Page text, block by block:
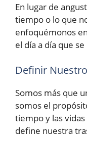
En lugar de
tiempo o lo que
enfoquémonos
el día a día que
Definir
Somos más que
somos el
tiempo y las
define nuestra